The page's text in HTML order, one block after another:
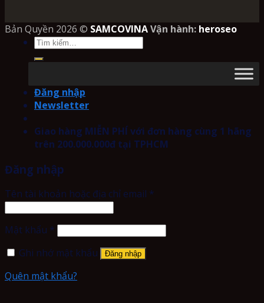
Bản Quyền 2026 © SAMCOVINAVận hành: heroseo
Tìm
kiếm:
Đăng nhập
Newsletter
Giao hàng MIỄN PHÍ với đơn hàng cùng 1 hãng
trên 200.000.000đ tại TPHCM
Đăng nhập
Tên tài khoản hoặc địa chỉ email *
Mật khẩu *
Ghi nhớ mật khẩu
Đăng nhập
Quên mật khẩu?